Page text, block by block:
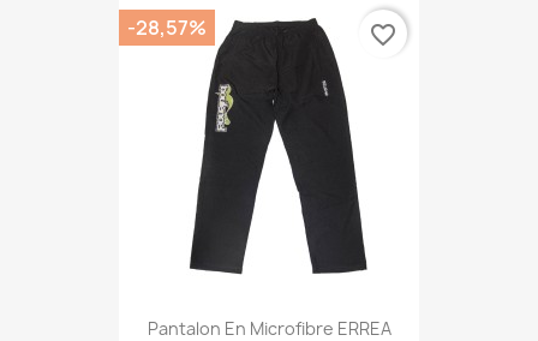
Pantalon En Microfibre ERREA
-28,57% favorite_border